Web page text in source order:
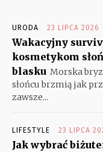
URODA 23 LIPCA 2026
Wakacyjny
kosmetykom
blasku Morska
słońcu brzmią jak
zawsze...
LIFESTYLE 23 LIPCA
Jak wybrać